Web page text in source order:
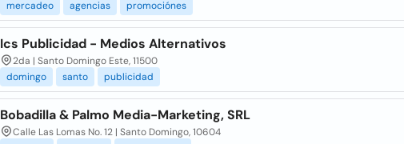
mercadeo
agencias promociónes
Ics Publicidad - Medios Alternativos
2da | Santo Domingo Este, 11500
domingo
santo publicidad
Bobadilla & Palmo Media-Marketing, SRL
Calle Las Lomas No. 12 | Santo Domingo, 10604